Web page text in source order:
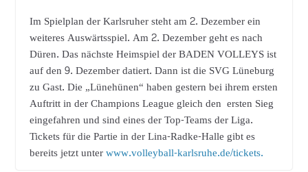
Im Spielplan der Karlsruher steht am 2. Dezember ein
weiteres Auswärtsspiel. Am 2. Dezember geht es nach
Düren. Das nächste Heimspiel der BADEN VOLLEYS ist
auf den 9. Dezember datiert. Dann ist die SVG Lüneburg
zu Gast. Die „Lünehünen“ haben gestern bei ihrem ersten
Auftritt in der Champions League gleich den ersten Sieg
eingefahren und sind eines der Top-Teams der Liga.
Tickets für die Partie in der Lina-Radke-Halle gibt es
bereits jetzt unterwww.volleyball-karlsruhe.de/tickets.